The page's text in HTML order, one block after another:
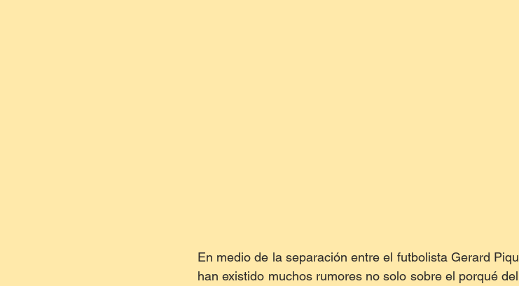
En medio de la separación entre el futbolista Gerard
han existido muchos rumores no solo sobre el porqué